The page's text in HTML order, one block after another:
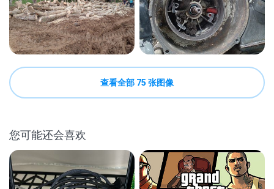
查看全部 75 张图像
您可能还会喜欢